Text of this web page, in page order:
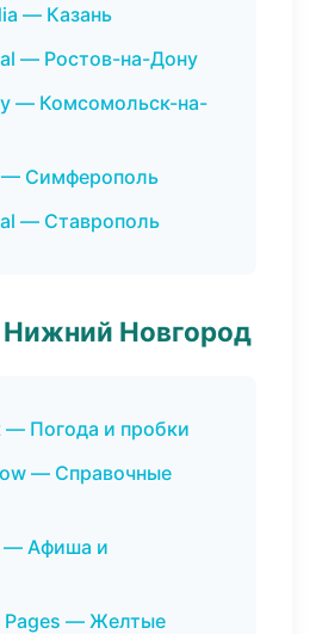
— Казань
— Ростов-на-Дону
— Комсомольск-на-
— Симферополь
— Ставрополь
Нижний Новгород
— Погода и пробки
— Справочные
— Афиша и
Pages — Желтые